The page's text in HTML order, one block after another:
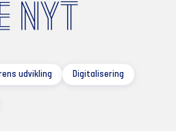
NYT
udvikling Digitalisering